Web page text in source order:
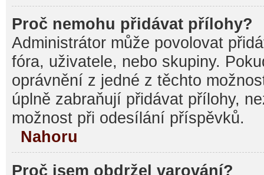
Proč nemohu přidávat přílohy?
Administrátor může povolovat
fóra, uživatele, nebo skupiny.
oprávnění z jedné z těchto
úplně zabraňují přidávat přílohy,
možnost při odesílání příspěvků.
Nahoru
Proč jsem obdržel varování?